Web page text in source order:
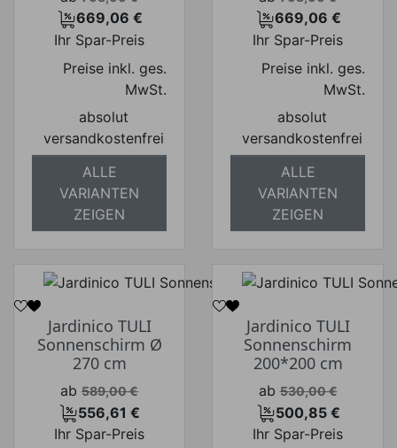
Preis
669,06 €
Ihr Spar-Preis
Preise inkl. ges.
MwSt.
absolut
versandkostenfrei
ALLE
VARIANTEN
ZEIGEN
Preis
669,06 €
Ihr Spar-Preis
Preise inkl. ges.
MwSt.
absolut
versandkostenfrei
ALLE
VARIANTEN
ZEIGEN
Jardinico TULI
Sonnenschirm Ø
270 cm
Verkaufspreis
ab 589,00 €
Preis
556,61 €
Ihr Spar-Preis
Jardinico TULI
Sonnenschirm
200*200 cm
Verkaufspreis
ab 530,00 €
Preis
500,85 €
Ihr Spar-Preis